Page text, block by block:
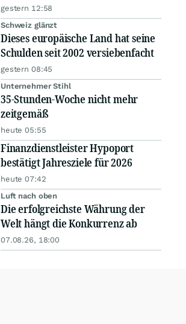
gestern 12:58
Schweiz glänzt
Dieses europäische Land hat seine
Schulden seit 2002 versiebenfacht
gestern 08:45
Unternehmer Stihl
35-Stunden-Woche nicht mehr
zeitgemäß
heute 05:55
Finanzdienstleister Hypoport
bestätigt Jahresziele für 2026
heute 07:42
Luft nach oben
Die erfolgreichste Währung der
Welt hängt die Konkurrenz ab
07.08.26, 18:00